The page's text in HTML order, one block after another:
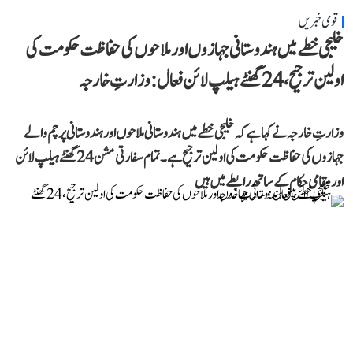
قومی خبریں
خلیجی خطے میں ہندوستانی جہازوں اور ملاحوں کی حفاظت حکومت کی
اولین ترجیح، 24 گھنٹے ہیلپ لائن فعال: وزارتِ خارجہ
وزارتِ خارجہ نے کہا ہے کہ خلیجی خطے میں ہندوستانی ملاحوں اور ہندوستانی پرچم والے
جہازوں کی حفاظت حکومت کی اولین ترجیح ہے۔ تمام سفارتی مشن 24 گھنٹے ہیلپ لائن
اور مقامی حکام کے ساتھ رابطے میں ہیں